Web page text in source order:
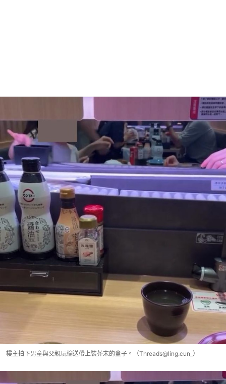
樓主拍下男童與父親玩輸送帶上裝芥末的盒子。（Threads@ling.cun_）